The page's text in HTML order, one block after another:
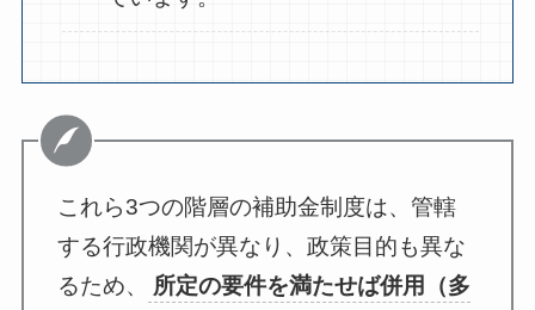
これら3つの階層の補助金制度は、管轄
する行政機関が異なり、政策目的も異な
るため、
所定の要件を満たせば併用（多